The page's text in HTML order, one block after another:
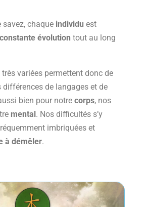
savez, chaque individu est
constante évolution tout au long
très variées permettent donc de
différences de langages et de
bien pour notre corps, nos
mental . Nos difficultés s’y
imbriquées et
à démêler.